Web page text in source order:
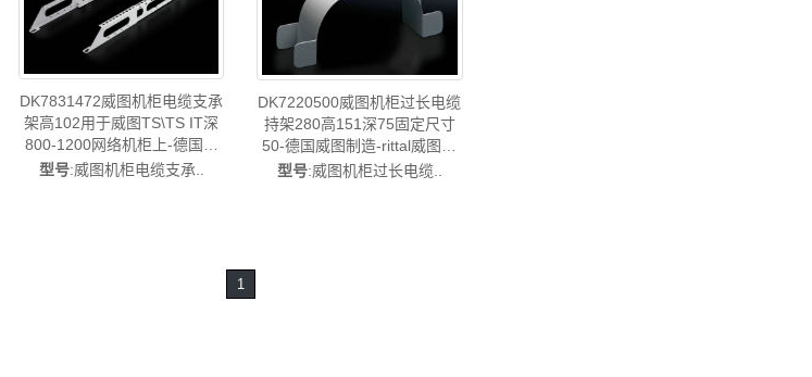
DK7831472威图机柜电缆支承
架高102用于威图TS\TS IT深
800-1200网络机柜上-德国威
图制造-rittal威图空调维修机柜
型号:威图机柜电缆支承..
DK7220500威图机柜过长电缆
持架280高151深75固定尺寸
50-德国威图制造-rittal威图空
调维修机柜威图电柜威图母线
型号:威图机柜过长电缆..
1